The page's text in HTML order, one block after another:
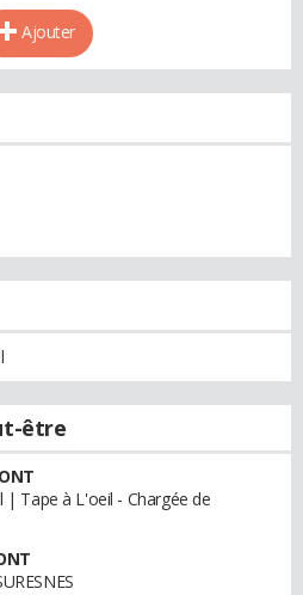
Ajouter
être
Tape à L'oeil - Chargée de